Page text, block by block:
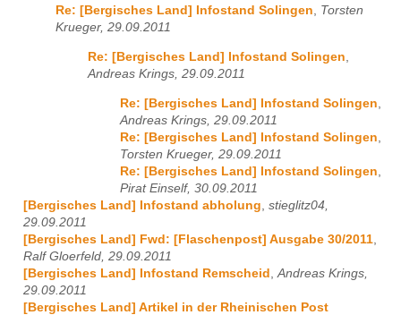
Re: [Bergisches Land] Infostand Solingen, Torsten
Krueger, 29.09.2011
Re: [Bergisches Land] Infostand Solingen
Andreas Krings, 29.09.2011
Re: [Bergisches Land] Infostand Solingen
Andreas Krings, 29.09.2011
Re: [Bergisches Land] Infostand Solingen
Torsten Krueger, 29.09.2011
Re: [Bergisches Land] Infostand Solingen
Pirat Einself, 30.09.2011
[Bergisches Land] Infostand abholung stieglitz04,
29.09.2011
[Bergisches Land] Fwd: [Flaschenpost] Ausgabe 30/2011
Ralf Gloerfeld, 29.09.2011
[Bergisches Land] Infostand Remscheid Andreas Krings,
29.09.2011
[Bergisches Land] Artikel in der Rheinischen Post